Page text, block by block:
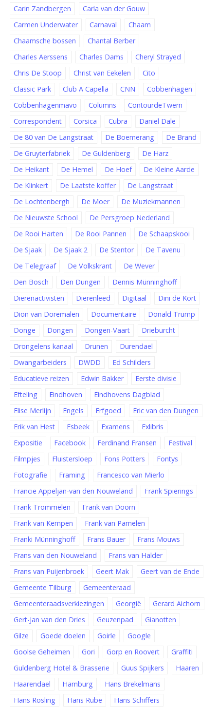
Carin Zandbergen
Carla van der Gouw
Carmen Underwater
Carnaval
Chaam
Chaamsche bossen
Chantal Berber
Charles Aerssens
Charles Dams
Cheryl Strayed
Chris De Stoop
Christ van Eekelen
Cito
Classic Park
Club A Capella CNN
Cobbenhagen
Cobbenhagenmavo
Columns
ContourdeTwern
Correspondent
Corsica Cubra
Daniel Dale
De 80 van De Langstraat
De Boemerang
De Brand
De Gruyterfabriek
De Guldenberg
De Harz
De Heikant
De Hemel De Hoef
De Kleine Aarde
De Klinkert
De Laatste koffer
De Langstraat
De Lochtenbergh
De Moer
De Muziekmannen
De Nieuwste School
De Persgroep Nederland
De Rooi Harten
De Rooi Pannen
De Schaapskooi
De Sjaak
De Sjaak 2 De Stentor
De Tavenu
De Telegraaf
De Volkskrant
De Wever
Den Bosch
Den Dungen
Dennis Münninghoff
Dierenactivisten
Dierenleed Digitaal
Dini de Kort
Dion van Doremalen
Documentaire
Donald Trump
Donge
Dongen Dongen-Vaart
Drieburcht
Drongelens kanaal
Drunen
Durendael
Dwangarbeiders
DWDD
Ed Schilders
Educatieve reizen
Edwin Bakker
Eerste divisie
Efteling
Eindhoven
Eindhovens Dagblad
Elise Merlijn
Engels Erfgoed
Eric van den Dungen
Erik van Hest
Esbeek Examens
Exlibris
Expositie
Facebook Ferdinand Fransen
Festival
Filmpjes
Fluistersloep Fons Potters
Fontys
Fotografie
Framing
Francesco van Mierlo
Francie Appeljan-van den Nouweland
Frank Spierings
Frank Trommelen
Frank van Doorn
Frank van Kempen
Frank van Pamelen
Franki Münninghoff
Frans Bauer
Frans Mouws
Frans van den Nouweland
Frans van Halder
Frans van Puijenbroek
Geert Mak
Geert van de Ende
Gemeente Tilburg
Gemeenteraad
Gemeenteraadsverkiezingen
Georgië
Gerard Aichorn
Gert-Jan van den Dries
Geuzenpad
Gianotten
Gilze
Goede doelen Goirle
Google
Goolse Geheimen
Gori Gorp en Roovert
Graffiti
Guldenberg Hotel & Brasserie
Guus Spijkers
Haaren
Haarendael
Hamburg
Hans Brekelmans
Hans Rosling
Hans Rube
Hans Schiffers